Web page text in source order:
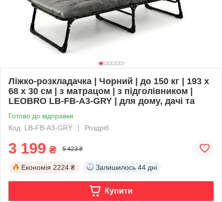
Ліжко-розкладачка | Чорний | до 150 кг | 193 х
68 х 30 см | з матрацом | з підголівником |
LEOBRO LB-FB-A3-GRY | для дому, дачі та
Готово до відправки
Код: LB-FB-A3-GRY
Роздріб
3 199 ₴ 5 423 ₴
Економія 2224 ₴ Залишилось 44 дні
Купити